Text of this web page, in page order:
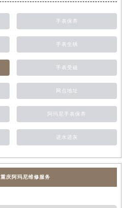
手表保养
手表生锈
手表受磁
网点地址
阿玛尼手表保养
进水进灰
重庆阿玛尼维修服务